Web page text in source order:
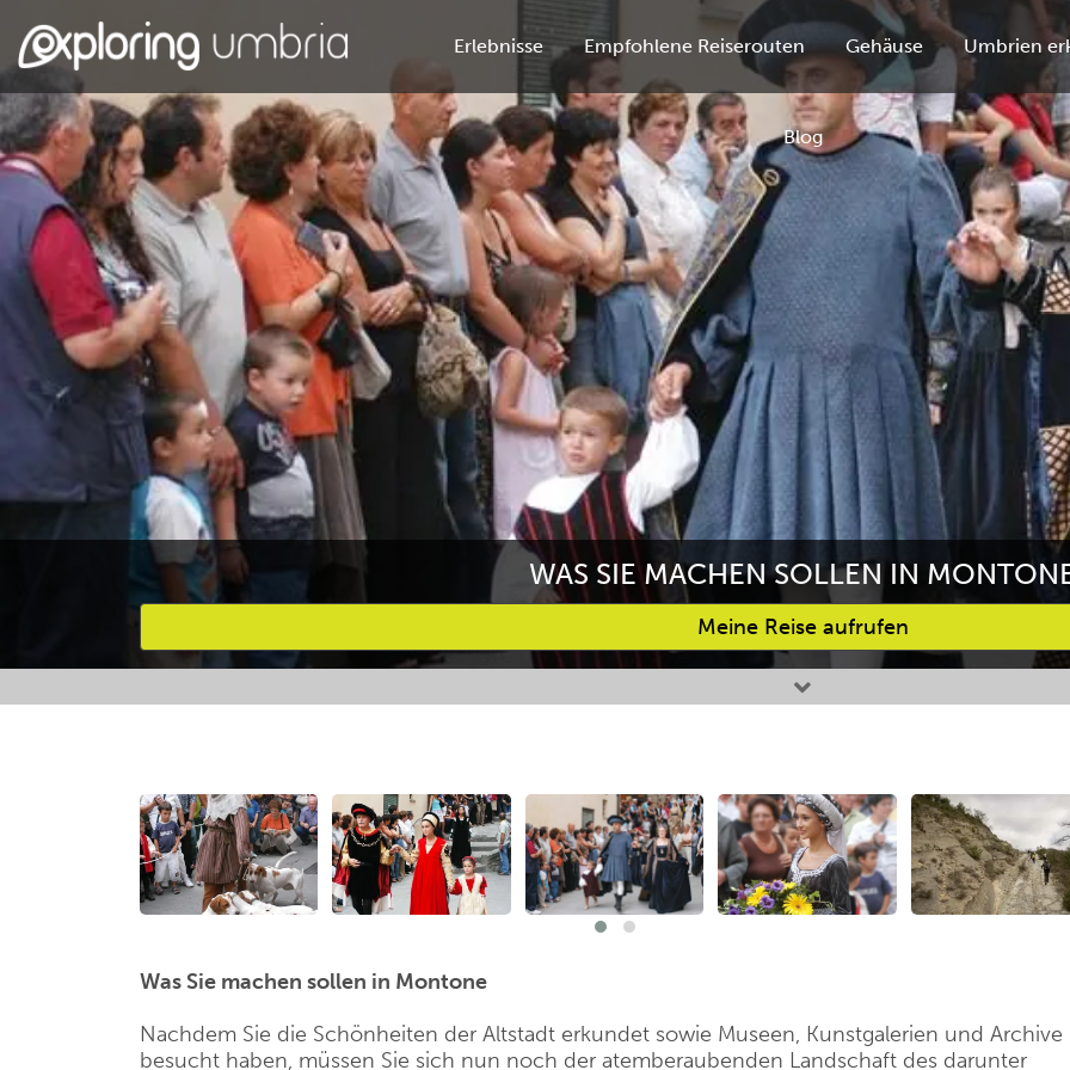
Erlebnisse Empfohlene Reiserouten Gehäuse Umbrien
Blog
WAS SIE MACHEN SOLLEN IN
Meine Reise aufrufen
Bevorzugte Aktivitäten
Was Sie machen sollen in Montone
Nachdem Sie die Schönheiten der Altstadt erkundet sowie Museen, Kunstgalerien und Archive
besucht haben, müssen Sie sich nun noch der atemberaubenden Landschaft des darunter